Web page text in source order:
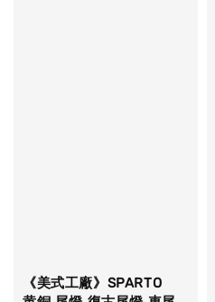
《美式工廠》SPARTO